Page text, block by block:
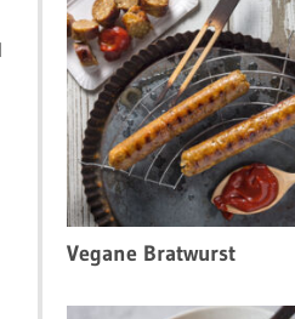
Vegane Bratwurst